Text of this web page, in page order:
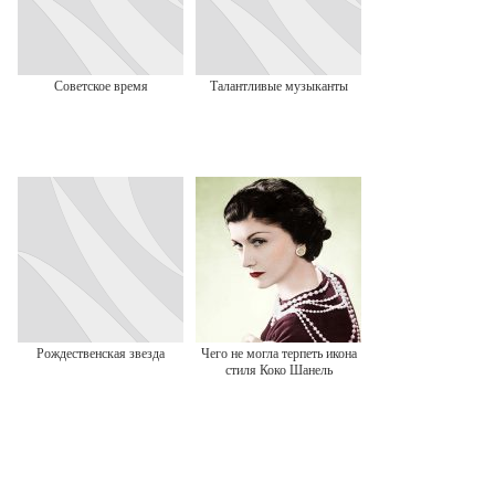
Советское время Талантливые музыканты
Рождественская звезда
Чего не могла терпеть икона
стиля Коко Шанель